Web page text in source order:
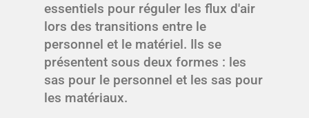
essentiels pour réguler les flux d'air
lors des transitions entre le
personnel et le matériel. Ils se
présentent sous deux formes : les
sas pour le personnel et les sas pour
les matériaux.